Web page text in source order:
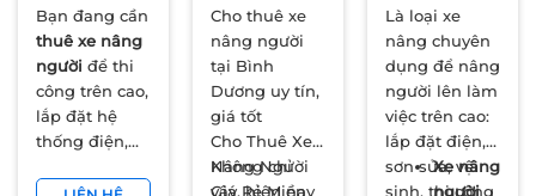
nâng
người,
thời
gian
giao xe
nhanh,
sẵn
Bạn đang cần
thuê xe nâng
người để thi
công trên cao,
lắp đặt hệ
thống điện,
xưởng hay xây
Cho thuê xe
nâng người
tại Bình
Dương uy tín,
giá tốt
Cho Thuê Xe
Nâng Người
Giá Rẻ Miền
Không chỉ
vậy, hiện nay
Là loại xe
nâng chuyên
dụng để nâng
người lên làm
việc trên cao:
lắp đặt điện,
sơn sửa, vệ
sinh, thi công
Xe nâng
người